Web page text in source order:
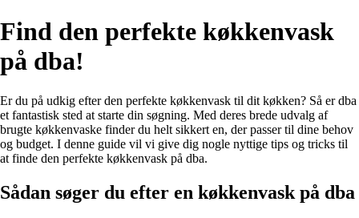
Find den perfekte køkkenvask
på dba!
Er du på udkig efter den perfekte køkkenvask til dit køkken? Så er dba
et fantastisk sted at starte din søgning. Med deres brede udvalg af
brugte køkkenvaske finder du helt sikkert en, der passer til dine behov
og budget. I denne guide vil vi give dig nogle nyttige tips og tricks til
at finde den perfekte køkkenvask på dba.
Sådan søger du efter en køkkenvask på dba